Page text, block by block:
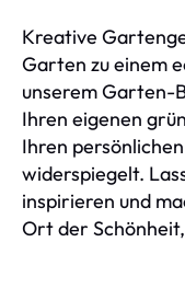
Kreative
Garten zu einem
unserem Garten-
Ihren eigenen
Ihren
widerspiegelt.
inspirieren und
Ort der